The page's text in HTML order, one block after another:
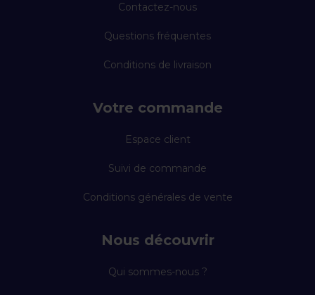
Contactez-nous
Questions fréquentes
Conditions de livraison
Votre commande
Espace client
Suivi de commande
Conditions générales de vente
Nous découvrir
Qui sommes-nous ?